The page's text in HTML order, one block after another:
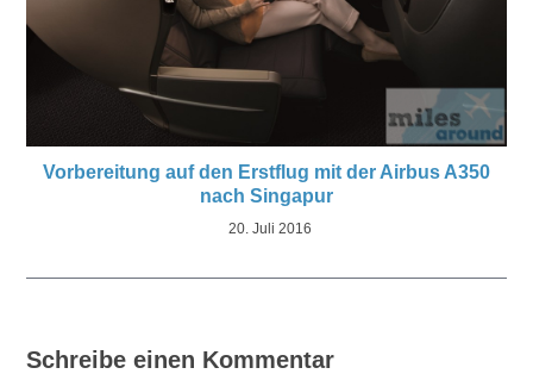
Vorbereitung auf den Erstflug mit der Airbus A350
nach Singapur
20. Juli 2016
Schreibe einen Kommentar